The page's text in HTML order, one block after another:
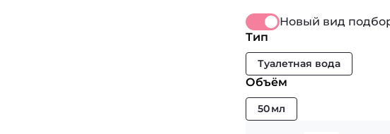
Новый вид
Тип
Туалетная вода
Объём
50 мл